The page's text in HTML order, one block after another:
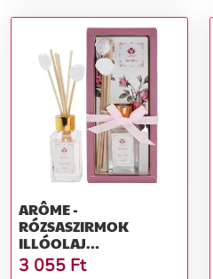
ARÔME -
RÓZSASZIRMOK
ILLÓOLAJ
PÁROLOGTATÓ 30 ML
3 055 Ft